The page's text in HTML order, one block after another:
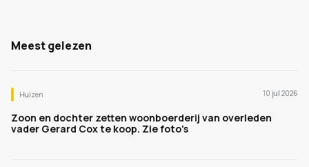
Meest gelezen
Huizen 10 jul 2026
Zoon en dochter zetten woonboerderij van overleden
vader Gerard Cox te koop. Zie foto's